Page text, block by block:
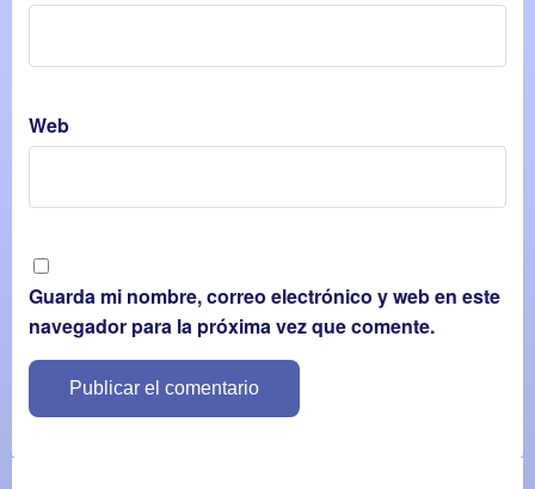
Web
Guarda mi nombre, correo electrónico y web en este
navegador para la próxima vez que comente.